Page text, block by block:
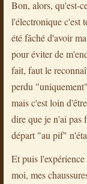
Bon, alors, qu'est-
l'électronique c'est
été fâché d'avoir
pour éviter de
fait, faut le
perdu
mais c'est loin
dire que je n'ai
départ "au pif"
Et puis
moi, mes